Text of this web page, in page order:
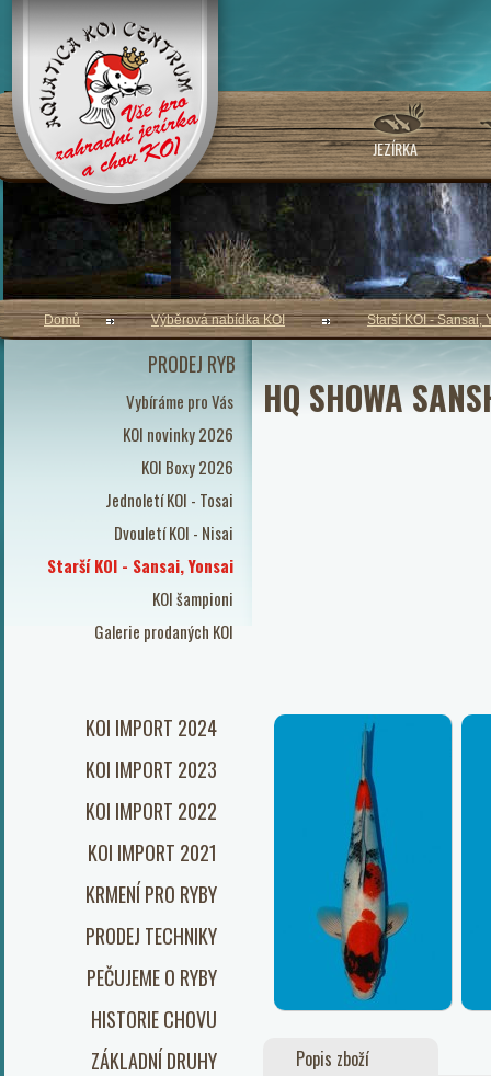
JEZÍRKA
PRODEJ RYB
Vybíráme pro Vás
KOI novinky 2026
KOI Boxy 2026
Jednoletí KOI - Tosai
Dvouletí KOI - Nisai
Starší KOI - Sansai, Yonsai
KOI šampioni
Galerie prodaných KOI
KOI IMPORT 2024
KOI IMPORT 2023
KOI IMPORT 2022
KOI IMPORT 2021
KRMENÍ PRO RYBY
PRODEJ TECHNIKY
PEČUJEME O RYBY
HISTORIE CHOVU
ZÁKLADNÍ DRUHY
Domů Výběrová nabídka KOI Starší KOI - Sansai,
HQ SHOWA
Popis zboží